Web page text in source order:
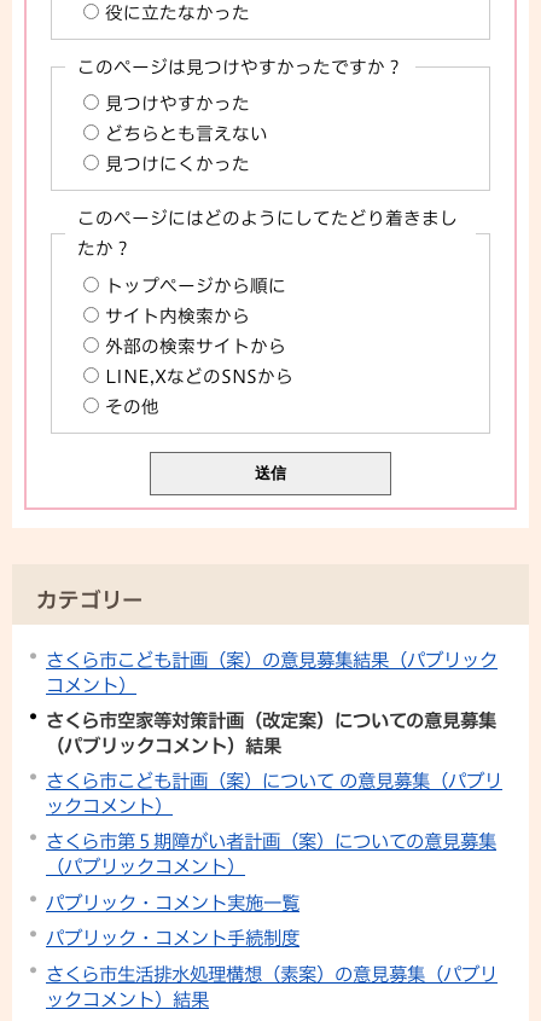
役に立たなかった
このページは見つけやすかったですか？
見つけやすかった
どちらとも言えない
見つけにくかった
このページにはどのようにしてたどり着きまし
たか？
トップページから順に
サイト内検索から
外部の検索サイトから
LINE,XなどのSNSから
その他
カテゴリー
さくら市こども計画（案）の意見募集結果（パブリック
コメント）
さくら市空家等対策計画（改定案）についての意見募集
（パブリックコメント）結果
さくら市こども計画（案）について の意見募集（パブリ
ックコメント）
さくら市第５期障がい者計画（案）についての意見募集
（パブリックコメント）
パブリック・コメント実施一覧
パブリック・コメント手続制度
さくら市生活排水処理構想（素案）の意見募集（パブリ
ックコメント）結果